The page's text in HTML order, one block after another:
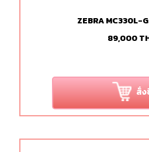
ZEBRA MC330L-
89,000
สั่